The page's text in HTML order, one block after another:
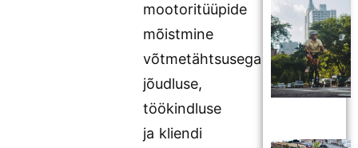
mootoritüüpide
mõistmine
võtmetähtsusega
jõudluse,
töökindluse
ja kliendi